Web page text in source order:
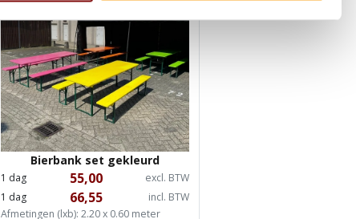
Bierbank set gekleurd
1 dag 55,00
excl. BTW
1 dag
66,55
incl. BTW
Afmetingen (lxb): 2.20 x 0.60 meter